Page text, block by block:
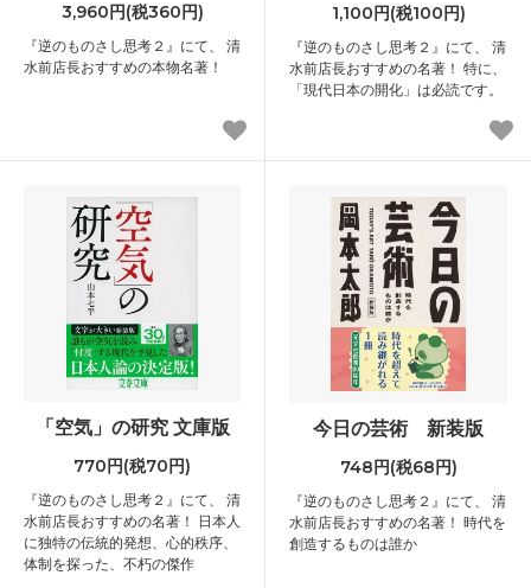
3,960円(税360円)
『逆のものさし思考２』にて、 清
水前店長おすすめの本物名著！
1,100円(税100円)
『逆のものさし思考２』にて、 清
水前店長おすすめの名著！ 特に、
「現代日本の開化」は必読です。
「空気」の研究 文庫版
770円(税70円)
『逆のものさし思考２』にて、 清
水前店長おすすめの名著！ 日本人
に独特の伝統的発想、心的秩序、
体制を探った、不朽の傑作
今日の芸術 新装版
748円(税68円)
『逆のものさし思考２』にて、 清
水前店長おすすめの名著！ 時代を
創造するものは誰か